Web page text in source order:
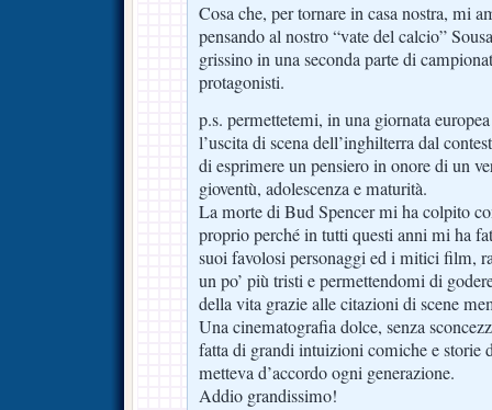
Cosa che, per tornare in casa nostra, mi
pensando al nostro “vate del calcio”
grissino in una seconda parte di
protagonisti.
p.s. permettetemi, in una giornata
l’uscita di scena dell’inghilterra dal
di esprimere un pensiero in onore di un
gioventù, adolescenza e maturità.
La morte di Bud Spencer mi ha colpito
proprio perché in tutti questi anni mi ha
suoi favolosi personaggi ed i mitici film,
un po’ più tristi e permettendomi di
della vita grazie alle citazioni di scene
Una cinematografia dolce, senza
fatta di grandi intuizioni comiche e storie
metteva d’accordo ogni generazione.
Addio grandissimo!